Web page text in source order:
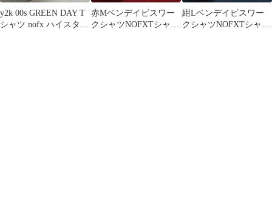
y2k 00s GREEN DAY T
シャツ nofx ハイスタ
赤Mベンデイビスワー
クシャツNOFXTシャツ
紺Lベンデイビスワー
クシャツNOFXTシャツ